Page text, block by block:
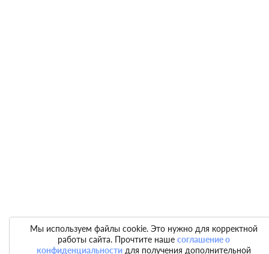
Мы используем файлы cookie. Это нужно для корректной
работы сайта. Прочтите наше соглашение о
конфиденциальностидля получения дополнительной